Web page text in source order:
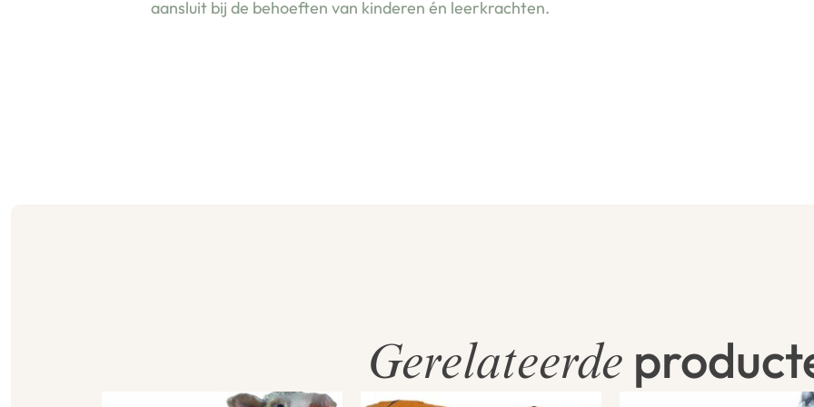
aansluit bij de behoeften van kinderen én leerkrachten.
Gerelateerde